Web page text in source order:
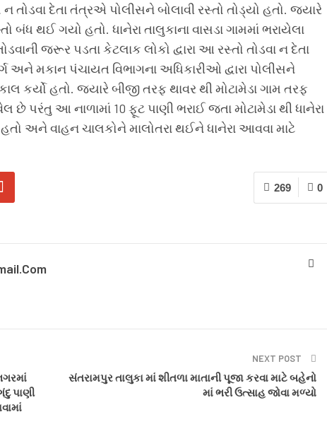
ન તોડવા દેતા તંત્રએ પોલીસને બોલાવી રસ્તો તોડ્યો હતો. જ્યારે
બંધ થઈ ગયો હતો. ધાનેરા તાલુકાના વાસડા ગામમાં ભરાયેલા
જરૂર પડતા કેટલાક લોકો દ્વારા આ રસ્તો તોડવા ન દેતા
અને મકાન પંચાયત વિભાગના અધિકારીઓ દ્વારા પોલીસને
કર્યો હતો. જ્યારે બીજી તરફ થાવર થી મોટામેડા ગામ તરફ
છે પરંતુ આ નાળામાં 10 ફૂટ પાણી ભરાઈ જતા મોટામેડા થી ધાનેરા
અને વાહન ચાલકોને માલોતરા થઈને ધાનેરા આવવા માટે
0
269
પાણી
NEXT POST
સંતરામપુર તાલુકા માં શીતળા માતાની પૂજા કરવા માટે બહેનો
માં ભરી ઉત્સાહ જોવા મળ્યો